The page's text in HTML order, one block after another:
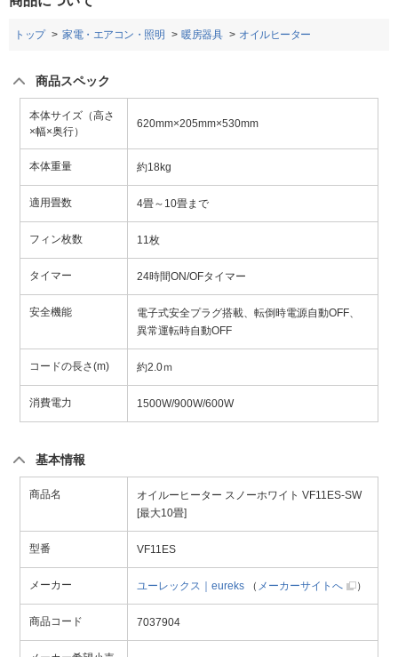
トップ 家電・エアコン・照明 暖房器具 オイルヒーター
商品スペック
本体サイズ（高さ
×幅×奥行）
620mm×205mm×530mm
本体重量 約18kg
適用畳数 4畳～10畳まで
フィン枚数 11枚
タイマー 24時間ON/OFタイマー
安全機能
電子式安全プラグ搭載、転倒時電源自動OFF、
異常運転時自動OFF
コードの長さ(m) 約2.0ｍ
消費電力 1500W/900W/600W
基本情報
商品名
オイルーヒーター スノーホワイト VF11ES-SW
[最大10畳]
型番 VF11ES
メーカー ユーレックス｜eureks （ メーカーサイトへ ）
商品コード 7037904